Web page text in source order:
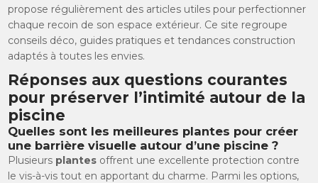
propose régulièrement des articles utiles pour perfectionner
chaque recoin de son espace extérieur. Ce site regroupe
conseils déco, guides pratiques et tendances construction
adaptés à toutes les envies.
Réponses aux questions courantes
pour préserver l’intimité autour de la
piscine
Quelles sont les meilleures plantes pour créer
une barrière visuelle autour d’une piscine ?
Plusieurs plantes offrent une excellente protection contre
le vis-à-vis tout en apportant du charme. Parmi les options,